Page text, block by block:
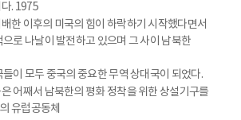
. 1975
한 이후의 미국의 힘이 하락하기 시작했다면서
로 나날이 발전하고 있으며 그 사이 남북한
이 모두 중국의 중요한 무역 상대국이 되었다.
어째서 남북한의 평화 정착을 위한 상설기구를
유럽공동체